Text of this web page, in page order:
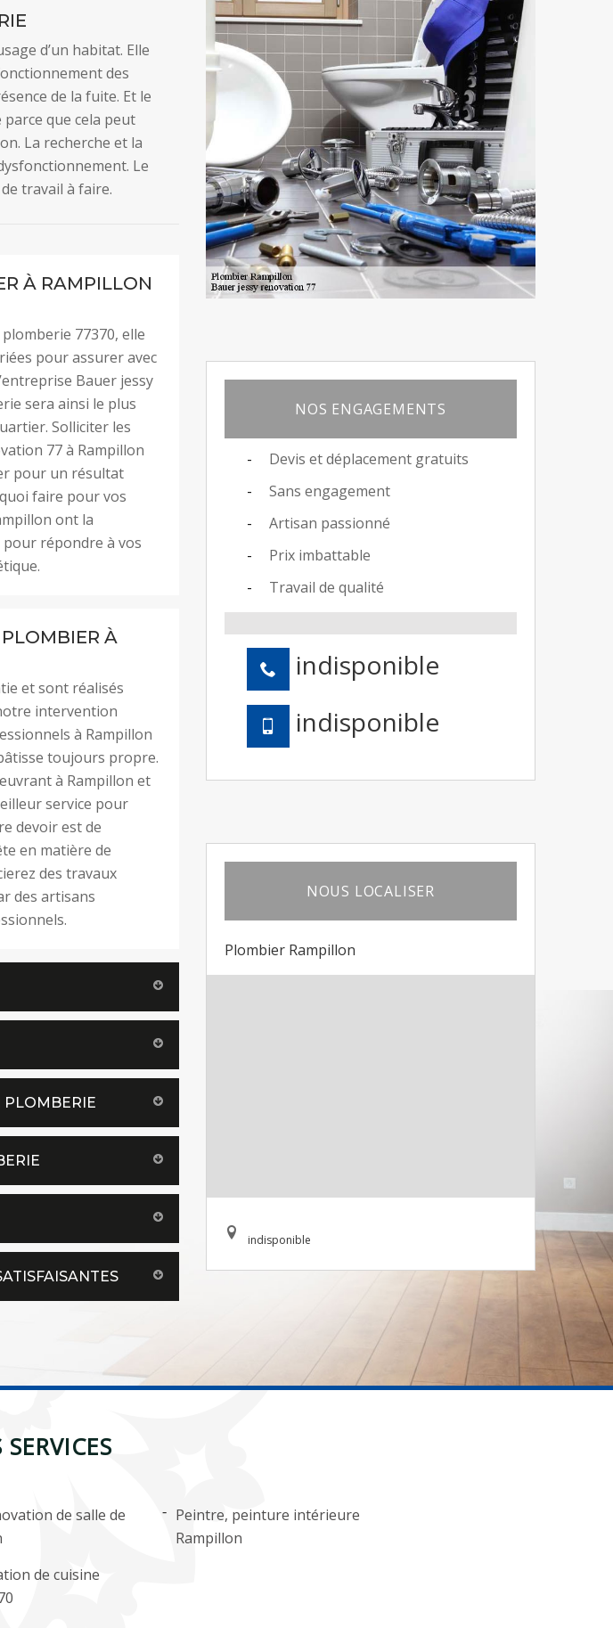
d’un habitat. Elle
des
de la fuite. Et le
que cela peut
La recherche et la
Le
travail à faire.
À RAMPILLON
77370, elle
pour assurer avec
Bauer jessy
sera ainsi le plus
Solliciter les
77 à Rampillon
pour un résultat
faire pour vos
ont la
répondre à vos
PLOMBIER À
et sont réalisés
intervention
à Rampillon
toujours propre.
à Rampillon et
service pour
devoir est de
en matière de
des travaux
des artisans
PLOMBERIE
NOS ENGAGEMENTS
Devis et déplacement gratuits
Sans engagement
Artisan passionné
Prix imbattable
Travail de qualité
indisponible
indisponible
NOUS LOCALISER
Plombier Rampillon
indisponible
de salle de
de cuisine
Peintre, peinture intérieure
Rampillon